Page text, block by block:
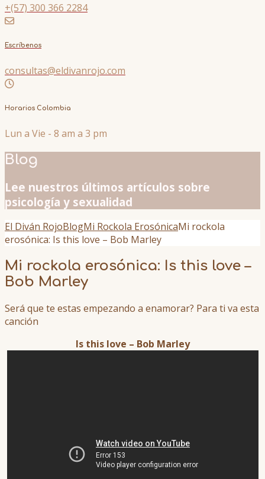
+(57) 300 366 2284
Escríbenos
consultas@eldivanrojo.com
Horarios Colombia
Lun a Vie - 8 am a 3 pm
Blog
Lee nuestros últimos artículos sobre
psicología y sexualidad
El Diván RojoBlogMi Rockola ErosónicaMi rockola
erosónica: Is this love – Bob Marley
Mi rockola erosónica: Is this love –
Bob Marley
Será que te estas empezando a enamorar? Para ti va esta
canción
Is this love – Bob Marley